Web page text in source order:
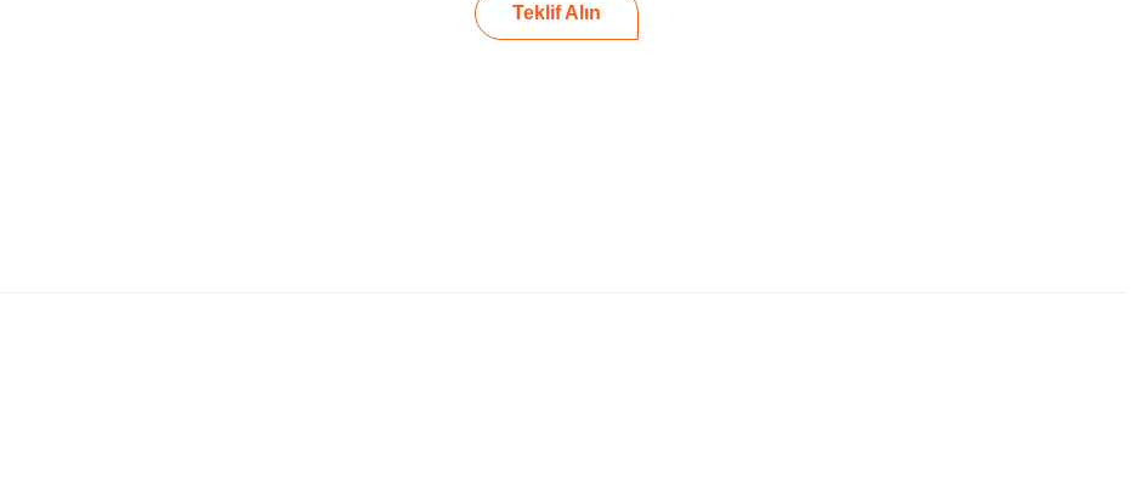
Teklif Alın